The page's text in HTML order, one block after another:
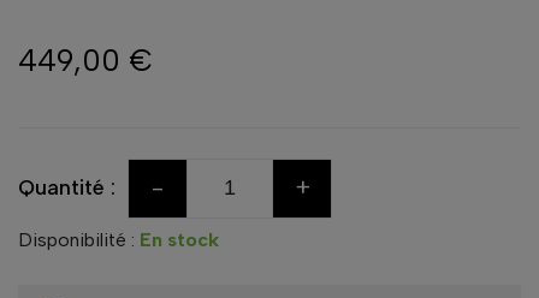
449,00 €
Quantité : - +
Disponibilité : En stock